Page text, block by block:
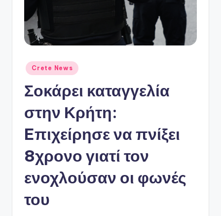
Αναρτήθηκε
σε
Crete News
Σοκάρει καταγγελία
στην Κρήτη:
Eπιχείρησε να πνίξει
8χρονο γιατί τον
ενοχλούσαν οι φωνές
του